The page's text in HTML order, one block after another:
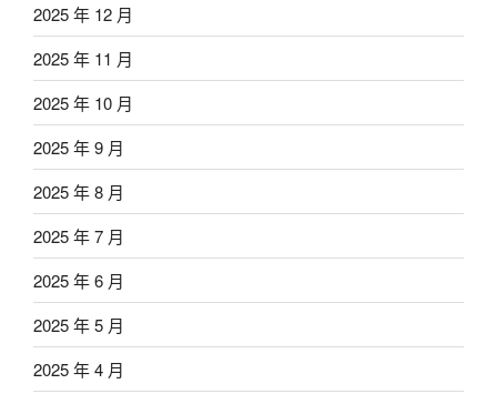
2025 年 12 月
2025 年 11 月
2025 年 10 月
2025 年 9 月
2025 年 8 月
2025 年 7 月
2025 年 6 月
2025 年 5 月
2025 年 4 月